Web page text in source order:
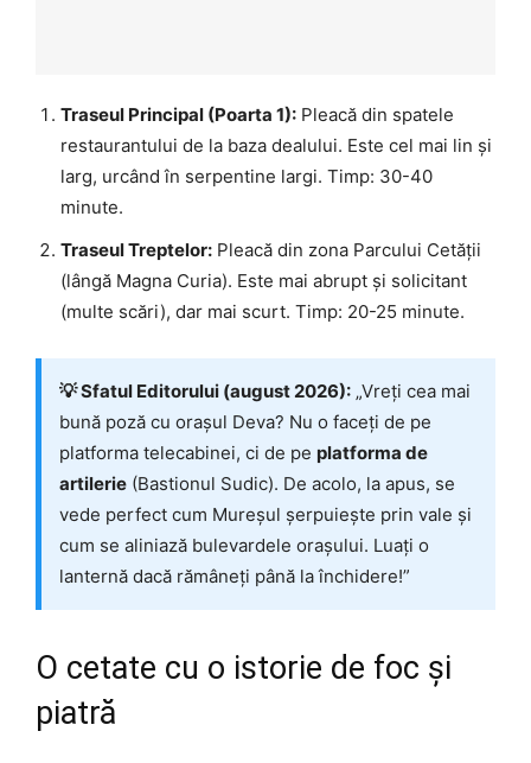
Traseul Principal (Poarta 1): Pleacă din spatele
restaurantului de la baza dealului. Este cel mai lin și
larg, urcând în serpentine largi. Timp: 30-40
minute.
Traseul Treptelor: Pleacă din zona Parcului Cetății
(lângă Magna Curia). Este mai abrupt și solicitant
(multe scări), dar mai scurt. Timp: 20-25 minute.
💡 Sfatul Editorului (august 2026): „Vreți cea mai
bună poză cu orașul Deva? Nu o faceți de pe
platforma telecabinei, ci de pe platforma de
artilerie (Bastionul Sudic). De acolo, la apus, se
vede perfect cum Mureșul șerpuiește prin vale și
cum se aliniază bulevardele orașului. Luați o
lanternă dacă rămâneți până la închidere!”
O cetate cu o istorie de foc și
piatră